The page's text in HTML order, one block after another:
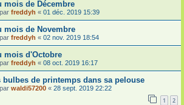
mois de Décembre
freddyh « 01 déc. 2019 15:39
mois de Novembre
freddyh « 02 nov. 2019 18:54
mois d'Octobre
freddyh « 08 oct. 2019 16:17
bulbes de printemps dans sa pelouse
waldi57200 « 28 sept. 2019 22:22
1 2